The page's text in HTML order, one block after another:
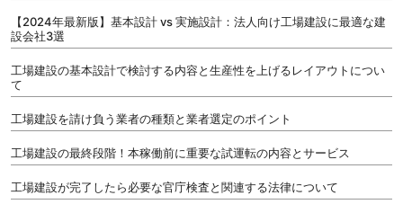
【2024年最新版】基本設計 vs 実施設計：法人向け工場建設に最適な建
設会社3選
工場建設の基本設計で検討する内容と生産性を上げるレイアウトについ
て
工場建設を請け負う業者の種類と業者選定のポイント
工場建設の最終段階！本稼働前に重要な試運転の内容とサービス
工場建設が完了したら必要な官庁検査と関連する法律について